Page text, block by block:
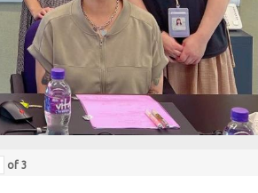
of 3